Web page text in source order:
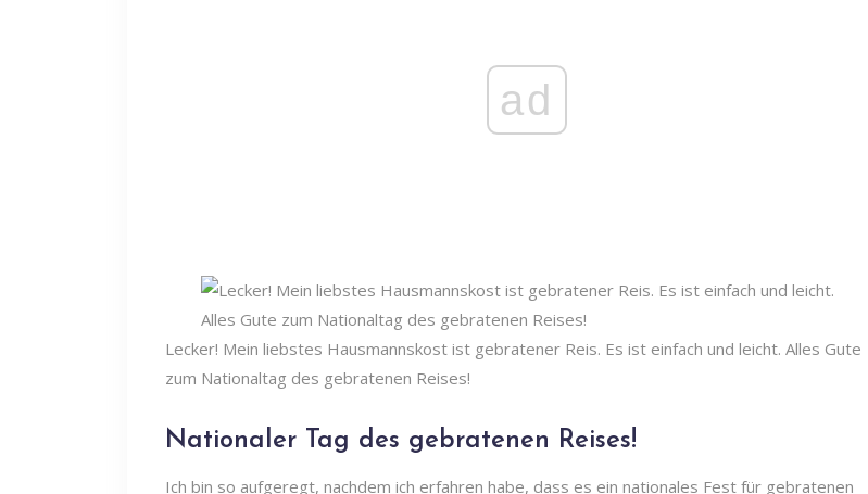
ad
Lecker! Mein liebstes Hausmannskost ist gebratener Reis. Es ist einfach und leicht. Alles Gute
zum Nationaltag des gebratenen Reises!
Nationaler Tag des gebratenen Reises!
Ich bin so aufgeregt, nachdem ich erfahren habe, dass es ein nationales Fest für gebratenen